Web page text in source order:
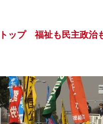
ップ 福祉も民主政治